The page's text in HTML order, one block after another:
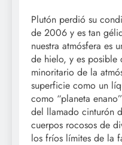
Plutón perdió su
de 2006 y es tan
nuestra atmósfera es
de hielo, y es posible
minoritario de la
superficie como un
como “planeta
del llamado cinturón
cuerpos rocosos de
los fríos límites de la